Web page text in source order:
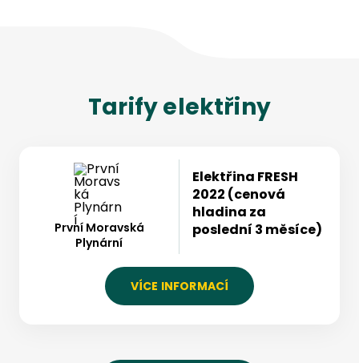
Tarifyelektřiny
První Moravská
Plynární
Elektřina FRESH
2022 (cenová
hladina za
poslední 3 měsíce)
VÍCE INFORMACÍ